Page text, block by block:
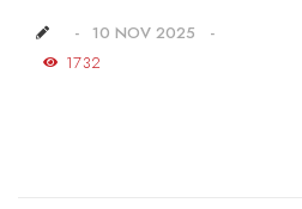
10 NOV 2025
1732